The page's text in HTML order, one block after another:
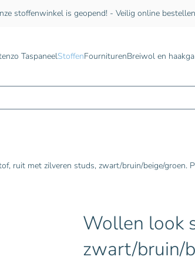
stoffenwinkel is geopend! - Veilig online bestellen
TaspaneelStoffenFourniturenBreiwol en
ruit met zilveren studs, zwart/bruin/beige/groen.
Wollen look
zwart/bruin/